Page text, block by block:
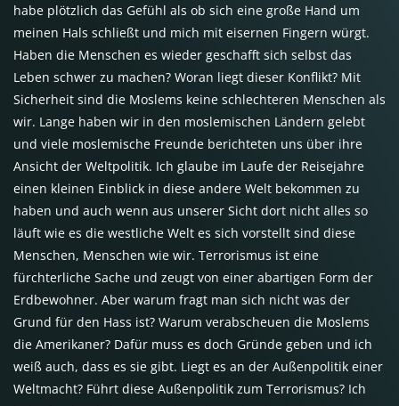
habe plötzlich das Gefühl als ob sich eine große Hand um
meinen Hals schließt und mich mit eisernen Fingern würgt.
Haben die Menschen es wieder geschafft sich selbst das
Leben schwer zu machen? Woran liegt dieser Konflikt? Mit
Sicherheit sind die Moslems keine schlechteren Menschen als
wir. Lange haben wir in den moslemischen Ländern gelebt
und viele moslemische Freunde berichteten uns über ihre
Ansicht der Weltpolitik. Ich glaube im Laufe der Reisejahre
einen kleinen Einblick in diese andere Welt bekommen zu
haben und auch wenn aus unserer Sicht dort nicht alles so
läuft wie es die westliche Welt es sich vorstellt sind diese
Menschen, Menschen wie wir. Terrorismus ist eine
fürchterliche Sache und zeugt von einer abartigen Form der
Erdbewohner. Aber warum fragt man sich nicht was der
Grund für den Hass ist? Warum verabscheuen die Moslems
die Amerikaner? Dafür muss es doch Gründe geben und ich
weiß auch, dass es sie gibt. Liegt es an der Außenpolitik einer
Weltmacht? Führt diese Außenpolitik zum Terrorismus? Ich